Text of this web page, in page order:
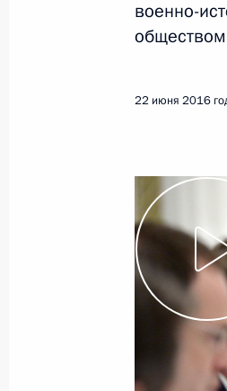
8 сентября
2 сентября
Встреча
2 сентября
военно-
22 июня 2016